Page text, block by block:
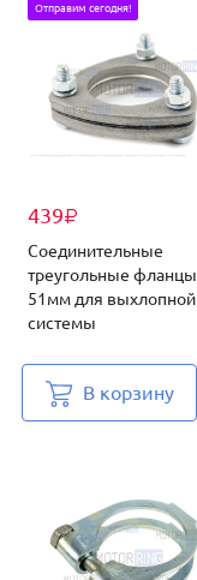
439₽
Отправим сегодня!
Соединительные
треугольные фланцы
51мм для выхлопной
системы
В корзину